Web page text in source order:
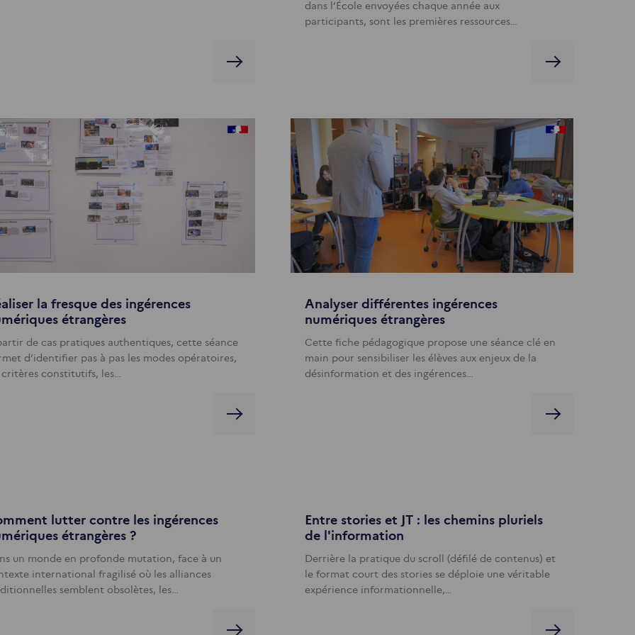
dans l’École envoyées chaque année aux
participants, sont les premières ressources…
la fresque des ingérences
étrangères
de cas pratiques authentiques, cette séance
d’identifier pas à pas les modes opératoires,
critères constitutifs, les…
Analyser différentes ingérences
numériques étrangères
Cette fiche pédagogique propose une séance clé en
main pour sensibiliser les élèves aux enjeux de la
désinformation et des ingérences…
lutter contre les ingérences
étrangères ?
un monde en profonde mutation, face à un
international fragilisé où les alliances
semblent obsolètes, les…
Entre stories et JT : les chemins pluriels
de l'information
Derrière la pratique du scroll (défilé de contenus) et
le format court des stories se déploie une véritable
expérience informationnelle,…